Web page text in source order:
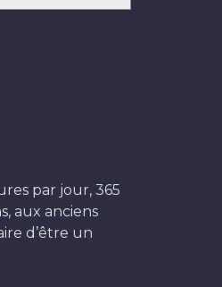
par jour, 365
aux anciens
d’être un